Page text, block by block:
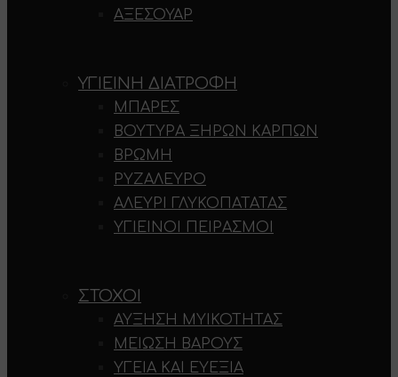
ΑΞΕΣΟΥΆΡ
ΥΓΙΕΙΝΉ ΔΙΑΤΡΟΦΉ
ΜΠΆΡΕΣ
ΒΟΎΤΥΡΑ ΞΗΡΏΝ ΚΑΡΠΏΝ
ΒΡΏΜΗ
ΡΥΖΆΛΕΥΡΟ
ΑΛΕΎΡΙ ΓΛΥΚΟΠΑΤΆΤΑΣ
ΥΓΙΕΙΝΟΊ ΠΕΙΡΑΣΜΟΊ
ΣΤΌΧΟΙ
ΑΎΞΗΣΗ ΜΥΙΚΌΤΗΤΑΣ
ΜΕΊΩΣΗ ΒΆΡΟΥΣ
ΥΓΕΊΑ ΚΑΙ ΕΥΕΞΊΑ